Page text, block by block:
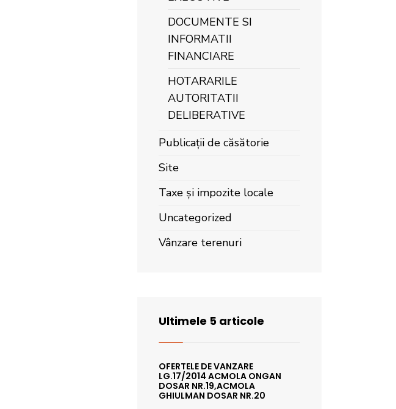
DOCUMENTE SI
INFORMATII
FINANCIARE
HOTARARILE
AUTORITATII
DELIBERATIVE
Publicații de căsătorie
Site
Taxe și impozite locale
Uncategorized
Vânzare terenuri
Ultimele 5 articole
OFERTELE DE VANZARE
LG.17/2014 ACMOLA ONGAN
DOSAR NR.19,ACMOLA
GHIULMAN DOSAR NR.20